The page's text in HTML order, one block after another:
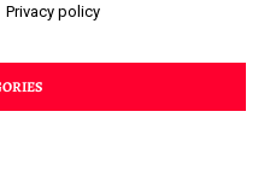
Privacy policy